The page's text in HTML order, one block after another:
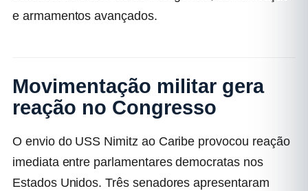
e armamentos avançados.
Movimentação militar gera
reação no Congresso
O envio do USS Nimitz ao Caribe provocou reação
imediata entre parlamentares democratas nos
Estados Unidos. Três senadores apresentaram